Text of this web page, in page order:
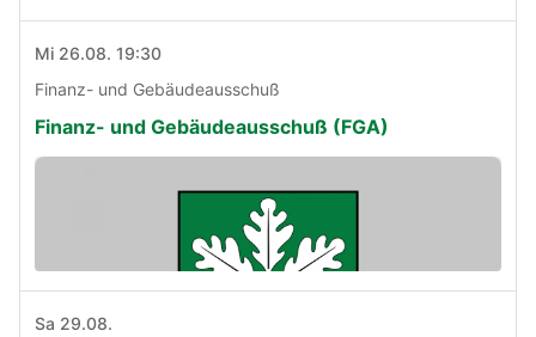
Mi 26.08. 19:30
Finanz- und Gebäudeausschuß
Finanz- und Gebäudeausschuß (FGA)
Sa 29.08.